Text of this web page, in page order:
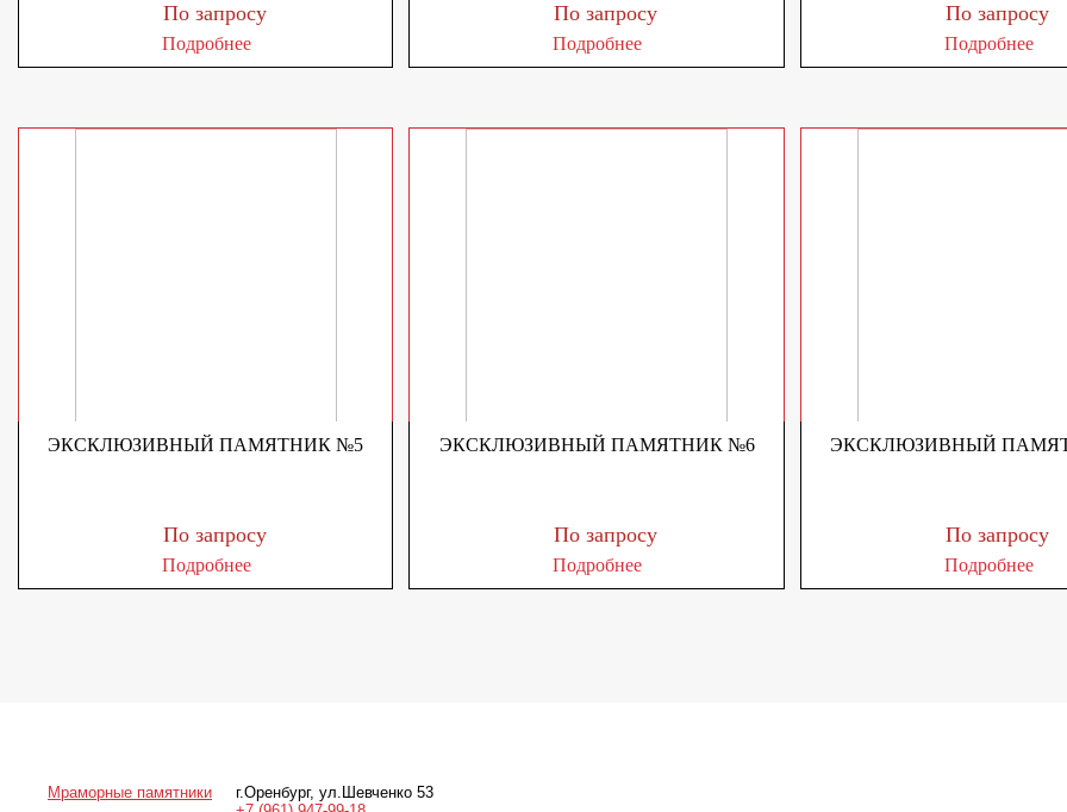
По запросу
Подробнее
По запросу
Подробнее
По запросу
Подробнее
ЭКСКЛЮЗИВНЫЙ ПАМЯТНИК №5
По запросу
Подробнее
ЭКСКЛЮЗИВНЫЙ ПАМЯТНИК №6
По запросу
Подробнее
ЭКСКЛЮЗИВНЫЙ
По запросу
Подробнее
Мраморные памятники г.Оренбург, ул.Шевченко 53